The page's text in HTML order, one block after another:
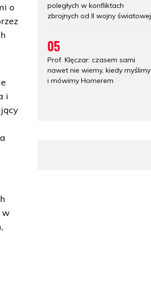
o
i
w
poległych w konfliktach
zbrojnych od II wojny światowej
05
Prof. Klęczar: czasem sami
nawet nie wiemy, kiedy myślimy
i mówimy Homerem